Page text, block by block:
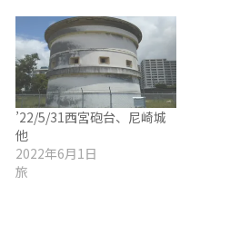
’22/5/31西宮砲台、尼崎城
他
2022年6月1日
旅